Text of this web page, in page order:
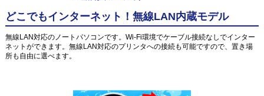
どこでもインターネット！無線LAN内蔵モデル
無線LAN対応のノートパソコンです。Wi-Fi環境でケーブル接続なしでインター
ネットができます。無線LAN対応のプリンタへの接続も可能ですので、置き場
所も自由に選べます。